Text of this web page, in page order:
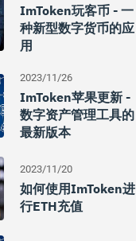
ImToken玩客币 - 一
种新型数字货币的应
用
2023/11/26
ImToken苹果更新 -
数字资产管理工具的
最新版本
2023/11/20
如何使用imToken进
行ETH充值